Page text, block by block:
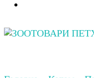
Зоомагазин для